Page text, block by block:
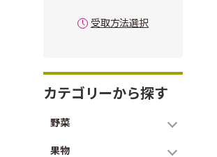
受取方法選択
カテゴリーから探す
野菜
果物